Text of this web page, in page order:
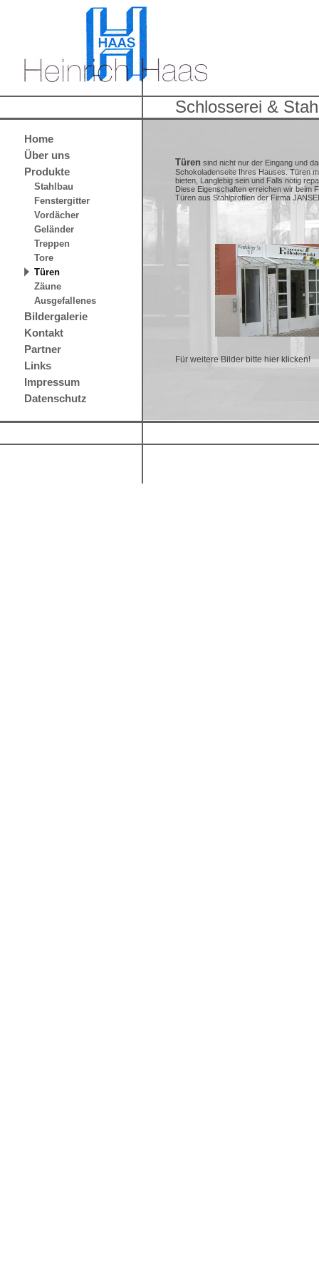
Schlosserei &
Home
Über uns
Produkte
Stahlbau
Fenstergitter
Vordächer
Geländer
Treppen
Tore
Türen
Zäune
Ausgefallenes
Bildergalerie
Kontakt
Partner
Links
Impressum
Datenschutz
Türen sind nicht nur der Eingang und
Schokoladenseite Ihres Hauses. Türen
bieten, Langlebig sein und Falls nötig
Diese Eigenschaften erreichen wir beim
Türen aus Stahlprofilen der Firma
Für weitere Bilder bitte hier klicken!